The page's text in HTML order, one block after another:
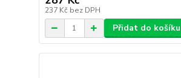
237 Kč bez DPH
Přidat do košíku